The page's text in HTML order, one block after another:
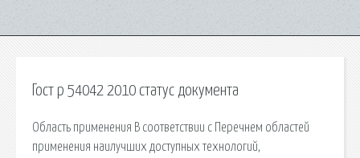
Гост р 54042 2010 статус документа
Область применения В соответствии с Перечнем областей
применения наилучших доступных технологий,